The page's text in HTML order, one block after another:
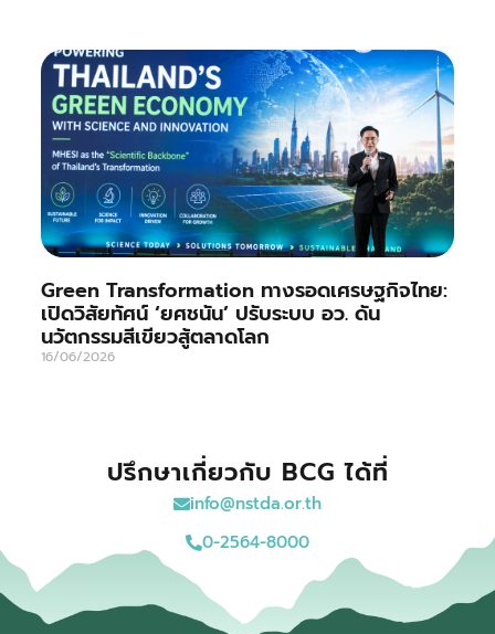
Green Transformation ทางรอดเศรษฐกิจไทย:
เปิดวิสัยทัศน์ ‘ยศชนัน’ ปรับระบบ อว. ดัน
นวัตกรรมสีเขียวสู้ตลาดโลก
16/06/2026
ปรึกษาเกี่ยวกับ BCG ได้ที่
info@nstda.or.th
0-2564-8000